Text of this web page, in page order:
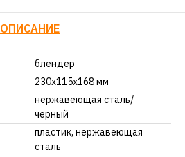
ОПИСАНИЕ
блендер
230x115x168 мм
нержавеющая сталь/
черный
пластик, нержавеющая
сталь